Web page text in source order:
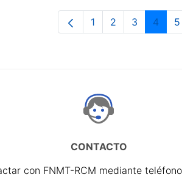
Página
1 Página
2 Página
3 Página
4 5
CONTACTO
con FNMT-RCM mediante